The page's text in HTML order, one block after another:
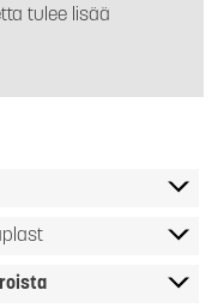
tulee lisää